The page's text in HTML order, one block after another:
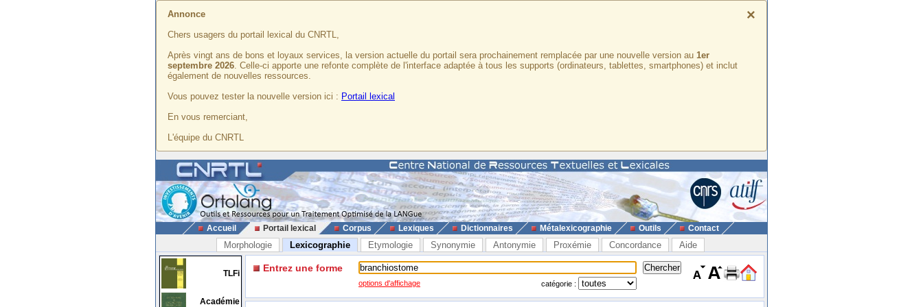
×
Annonce
Chers usagers du portail lexical du CNRTL,
Après vingt ans de bons et loyaux services, la version actuelle du portail sera prochainement remplacée par une nouvelle version au 1er
septembre 2026. Celle-ci apporte une refonte complète de l'interface adaptée à tous les supports (ordinateurs, tablettes, smartphones) et inclut
également de nouvelles ressources.
Vous pouvez tester la nouvelle version ici : Portail lexical
En vous remerciant,
L'équipe du CNRTL
Accueil Portail lexical Corpus Lexiques Dictionnaires Métalexicographie Outils Contact
Morphologie Lexicographie Etymologie Synonymie Antonymie Proxémie Concordance Aide
TLFi
Académie
Entrez une forme
options d'affichage catégorie :